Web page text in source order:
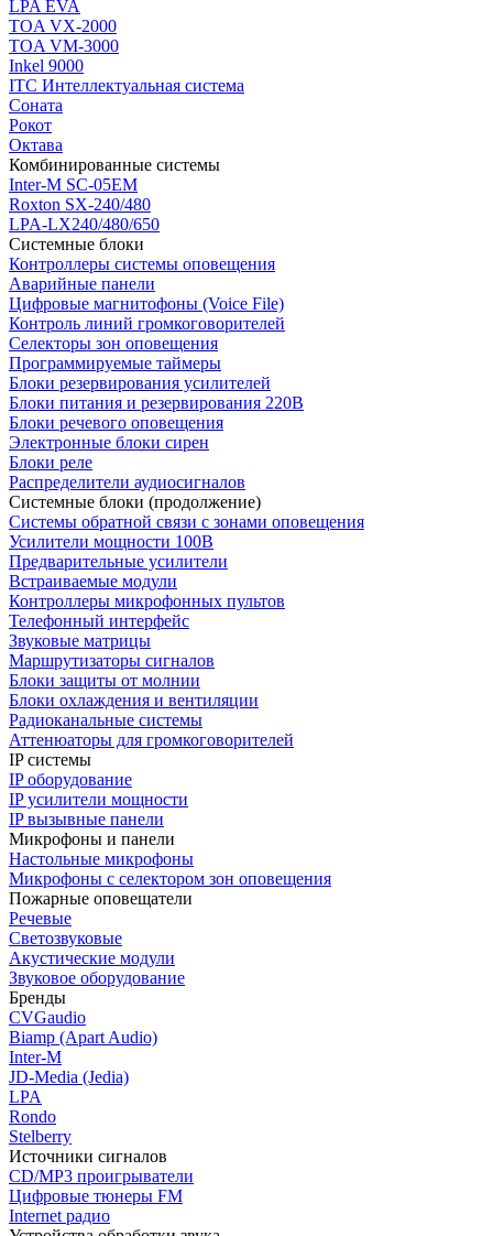
LPA EVA
TOA VX-2000
TOA VM-3000
Inkel 9000
ITC Интеллектуальная система
Соната
Рокот
Октава
Комбинированные системы
Inter-M SC-05EM
Roxton SX-240/480
LPA-LX240/480/650
Системные блоки
Контроллеры системы оповещения
Аварийные панели
Цифровые магнитофоны (Voice File)
Контроль линий громкоговорителей
Селекторы зон оповещения
Программируемые таймеры
Блоки резервирования усилителей
Блоки питания и резервирования 220В
Блоки речевого оповещения
Электронные блоки сирен
Блоки реле
Распределители аудиосигналов
Системные блоки (продолжение)
Системы обратной связи с зонами оповещения
Усилители мощности 100В
Предварительные усилители
Встраиваемые модули
Контроллеры микрофонных пультов
Телефонный интерфейс
Звуковые матрицы
Маршрутизаторы сигналов
Блоки защиты от молнии
Блоки охлаждения и вентиляции
Радиоканальные системы
Аттенюаторы для громкоговорителей
IP системы
IP оборудование
IP усилители мощности
IP вызывные панели
Микрофоны и панели
Настольные микрофоны
Микрофоны с селектором зон оповещения
Пожарные оповещатели
Речевые
Светозвуковые
Акустические модули
Звуковое оборудование
Бренды
CVGaudio
Biamp (Apart Audio)
Inter-M
JD-Media (Jedia)
LPA
Rondo
Stelberry
Источники сигналов
CD/MP3 проигрыватели
Цифровые тюнеры FM
Internet радио